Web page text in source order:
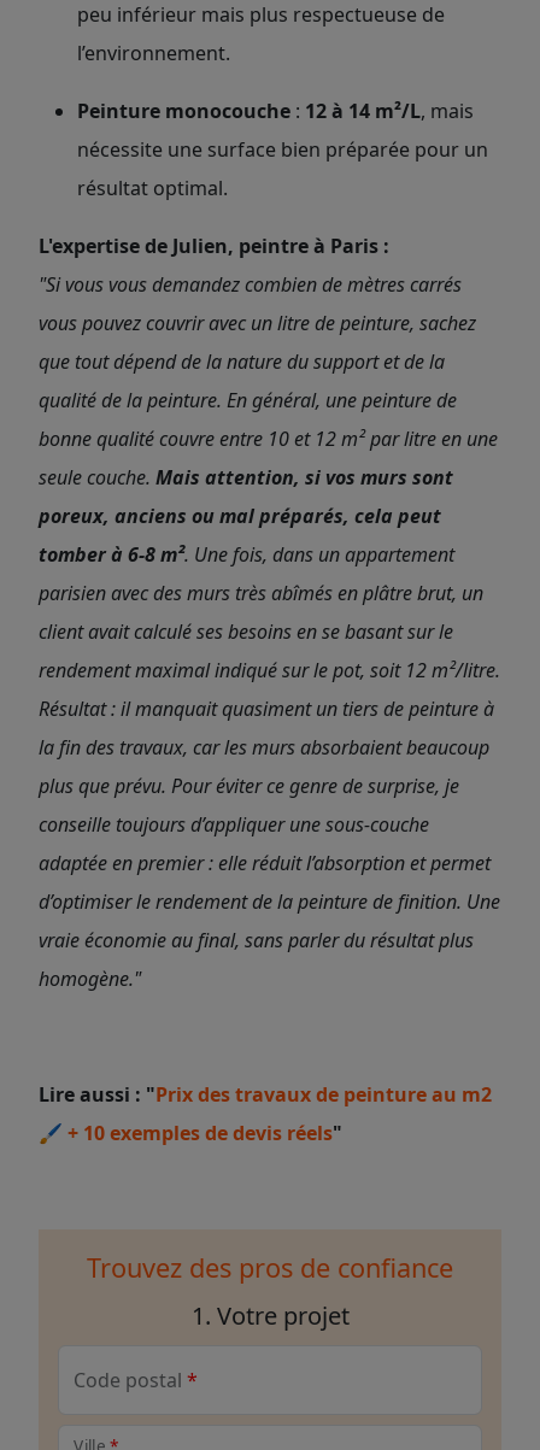
peu inférieur mais plus respectueuse de
l’environnement.
Peinture monocouche : 12 à 14 m²/L, mais
nécessite une surface bien préparée pour un
résultat optimal.
L'expertise de Julien, peintre à Paris :
"Si vous vous demandez combien de mètres carrés
vous pouvez couvrir avec un litre de peinture, sachez
que tout dépend de la nature du support et de la
qualité de la peinture. En général, une peinture de
bonne qualité couvre entre 10 et 12 m² par litre en une
seule couche. Mais attention, si vos murs sont
poreux, anciens ou mal préparés, cela peut
tomber à 6-8 m². Une fois, dans un appartement
parisien avec des murs très abîmés en plâtre brut, un
client avait calculé ses besoins en se basant sur le
rendement maximal indiqué sur le pot, soit 12 m²/litre.
Résultat : il manquait quasiment un tiers de peinture à
la fin des travaux, car les murs absorbaient beaucoup
plus que prévu. Pour éviter ce genre de surprise, je
conseille toujours d’appliquer une sous-couche
adaptée en premier : elle réduit l’absorption et permet
d’optimiser le rendement de la peinture de finition. Une
vraie économie au final, sans parler du résultat plus
homogène."
Lire aussi : "Prix des travaux de peinture au m2
🖌️ + 10 exemples de devis réels"
Trouvez des pros de confiance
1. Votre projet
Code postal